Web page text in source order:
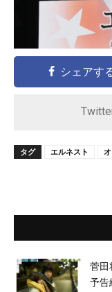
シェアす
タグ エルネスト
菅田
予告